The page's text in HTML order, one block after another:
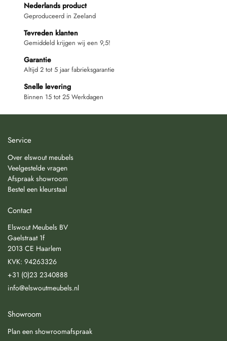
Nederlands product
Geproduceerd in Zeeland
Tevreden klanten
Gemiddeld krijgen wij een 9,5!
Garantie
Altijd 2 tot 5 jaar fabrieksgarantie
Snelle levering
Binnen 15 tot 25 Werkdagen
Service
Over elswout meubels
Veelgestelde vragen
Afspraak showroom
Bestel een kleurstaal
Contact
Elswout Meubels BV
Gaelstraat 1f
2013 CE Haarlem
KVK: 94263326
+31 (0)23 2340888
info@elswoutmeubels.nl
Showroom
Plan een showroomafspraak